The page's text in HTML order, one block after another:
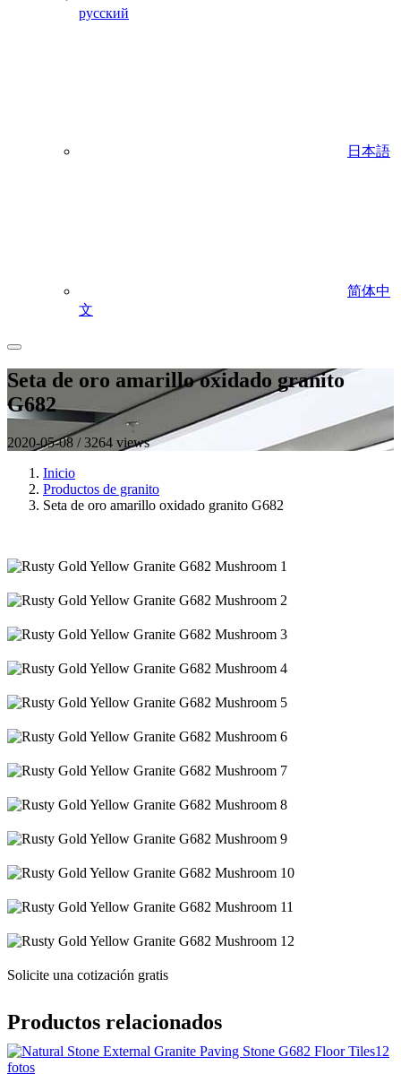
русский
日本語
简体中
文
Seta de oro amarillo oxidado granito
G682
2020-05-08 / 3264 views
Inicio
Productos de granito
Seta de oro amarillo oxidado granito G682
Solicite una cotización gratis
Productos relacionados
12
fotos